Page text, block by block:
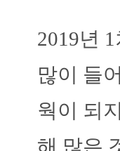
2019년
많이 들
웍이 되
해 많은